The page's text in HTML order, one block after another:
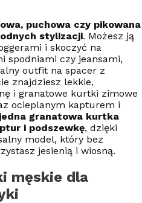
puchowa czy pikowana
stylizacji. Możesz ją
i skoczyć na
spodniami czy jeansami,
outfit na spacer z
znajdziesz lekkie,
i granatowe kurtki zimowe
ocieplanym kapturem i
granatowa kurtka
i podszewkę, dzięki
model, który bez
jesienią i wiosną.
męskie dla